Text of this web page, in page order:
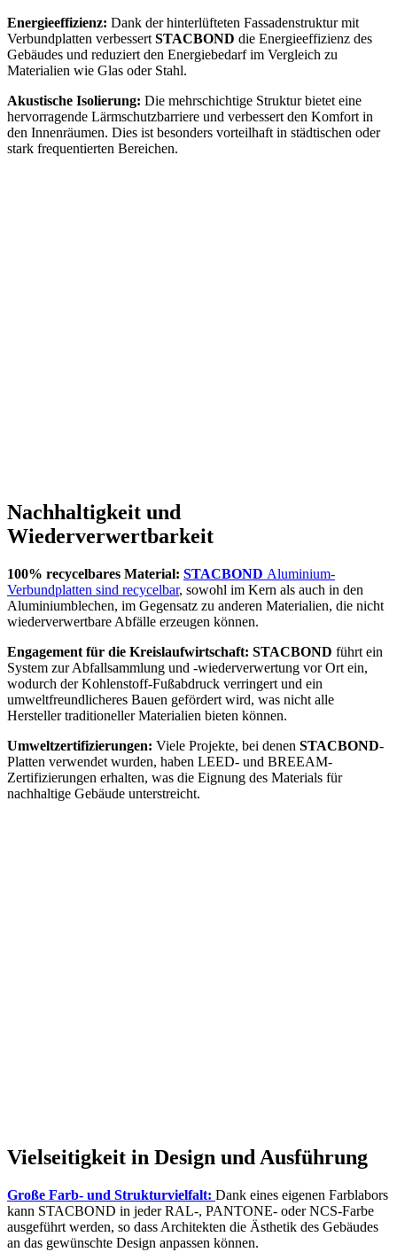
Energieeffizienz: Dank der hinterlüfteten Fassadenstruktur mit
Verbundplatten verbessert STACBOND die Energieeffizienz des
Gebäudes und reduziert den Energiebedarf im Vergleich zu
Materialien wie Glas oder Stahl.
Akustische Isolierung: Die mehrschichtige Struktur bietet eine
hervorragende Lärmschutzbarriere und verbessert den Komfort in
den Innenräumen. Dies ist besonders vorteilhaft in städtischen oder
stark frequentierten Bereichen.
Nachhaltigkeit und
Wiederverwertbarkeit
100% recycelbares Material: STACBOND Aluminium-
Verbundplatten sind recycelbar, sowohl im Kern als auch in den
Aluminiumblechen, im Gegensatz zu anderen Materialien, die nicht
wiederverwertbare Abfälle erzeugen können.
Engagement für die Kreislaufwirtschaft: STACBOND führt ein
System zur Abfallsammlung und -wiederverwertung vor Ort ein,
wodurch der Kohlenstoff-Fußabdruck verringert und ein
umweltfreundlicheres Bauen gefördert wird, was nicht alle
Hersteller traditioneller Materialien bieten können.
Umweltzertifizierungen: Viele Projekte, bei denen STACBOND-
Platten verwendet wurden, haben LEED- und BREEAM-
Zertifizierungen erhalten, was die Eignung des Materials für
nachhaltige Gebäude unterstreicht.
Vielseitigkeit in Design und Ausführung
Große Farb- und Strukturvielfalt: Dank eines eigenen Farblabors
kann STACBOND in jeder RAL-, PANTONE- oder NCS-Farbe
ausgeführt werden, so dass Architekten die Ästhetik des Gebäudes
an das gewünschte Design anpassen können.